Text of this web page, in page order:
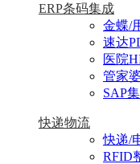
ERP条码集成
金蝶/
速达
医院
管家
SAP
快递物流
快递/
RFID